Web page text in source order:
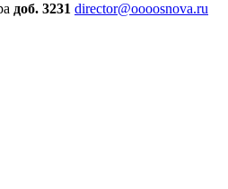
доб. 3231 director@oooosnova.ru